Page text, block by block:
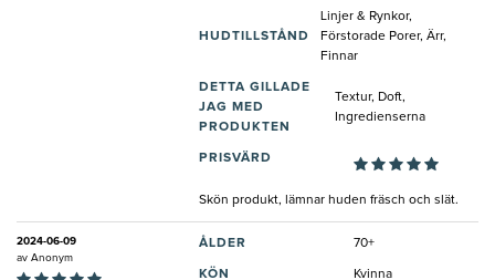
HUDTILLSTÅND
Linjer & Rynkor,
Förstorade Porer, Ärr,
Finnar
DETTA GILLADE
JAG MED
PRODUKTEN
Textur, Doft,
Ingredienserna
PRISVÄRD
Skön produkt, lämnar huden fräsch och slät.
2024-06-09
av Anonym
ÅLDER 70+
KÖN Kvinna